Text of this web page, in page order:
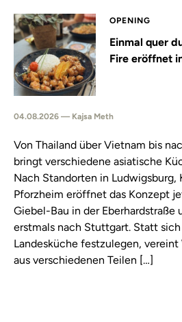
OPENING
Einmal quer
Fire eröffnet
04.08.2026 — Kajsa Meth
Von Thailand über Vietnam bis
bringt verschiedene asiatische
Nach Standorten in Ludwigsburg,
Pforzheim eröffnet das Konzept
Giebel-Bau in der Eberhardstraße
erstmals nach Stuttgart. Statt
Landesküche festzulegen,
aus verschiedenen Teilen […]